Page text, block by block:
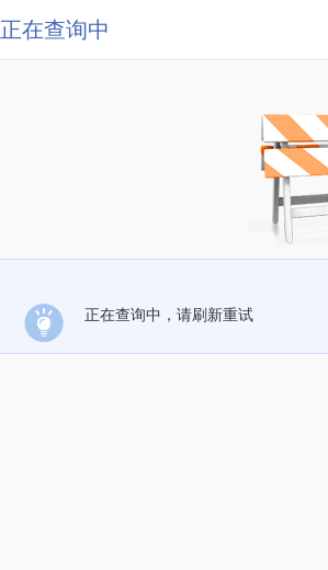
正在查询中
正在查询中，请刷新重试